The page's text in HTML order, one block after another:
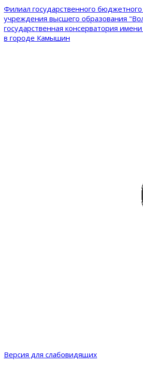
Филиал государственного
учреждения высшего образования
государственная консерватория
в городе Камышин
Версия для слабовидящих